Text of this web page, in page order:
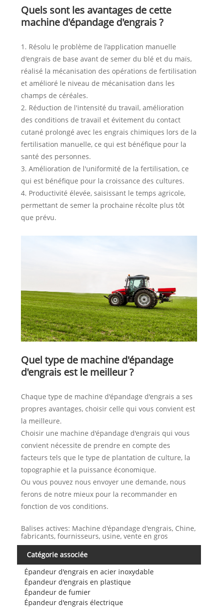
Quels sont les avantages de cette
machine d'épandage d'engrais ?
1. Résolu le problème de l'application manuelle
d'engrais de base avant de semer du blé et du maïs,
réalisé la mécanisation des opérations de fertilisation
et amélioré le niveau de mécanisation dans les
champs de céréales.
2. Réduction de l'intensité du travail, amélioration
des conditions de travail et évitement du contact
cutané prolongé avec les engrais chimiques lors de la
fertilisation manuelle, ce qui est bénéfique pour la
santé des personnes.
3. Amélioration de l'uniformité de la fertilisation, ce
qui est bénéfique pour la croissance des cultures.
4. Productivité élevée, saisissant le temps agricole,
permettant de semer la prochaine récolte plus tôt
que prévu.
Quel type de machine d'épandage
d'engrais est le meilleur ?
Chaque type de machine d'épandage d'engrais a ses
propres avantages, choisir celle qui vous convient est
la meilleure.
Choisir une machine d'épandage d'engrais qui vous
convient nécessite de prendre en compte des
facteurs tels que le type de plantation de culture, la
topographie et la puissance économique.
Ou vous pouvez nous envoyer une demande, nous
ferons de notre mieux pour la recommander en
fonction de vos conditions.
Balises actives: Machine d'épandage d'engrais, Chine,
fabricants, fournisseurs, usine, vente en gros
Catégorie associée
Épandeur d'engrais en acier inoxydable
Épandeur d'engrais en plastique
Épandeur de fumier
Épandeur d'engrais électrique